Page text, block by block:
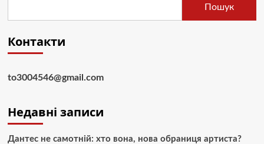
Пошук
Контакти
to3004546@gmail.com
Недавні записи
Дантес не самотній: хто вона, нова обраниця артиста?